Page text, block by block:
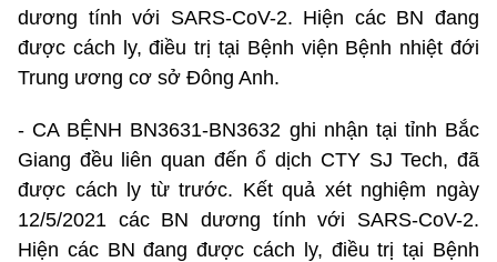
dương tính với SARS-CoV-2. Hiện các BN đang
được cách ly, điều trị tại Bệnh viện Bệnh nhiệt đới
Trung ương cơ sở Đông Anh.
- CA BỆNH BN3631-BN3632 ghi nhận tại tỉnh Bắc
Giang đều liên quan đến ổ dịch CTY SJ Tech, đã
được cách ly từ trước. Kết quả xét nghiệm ngày
12/5/2021 các BN dương tính với SARS-CoV-2.
Hiện các BN đang được cách ly, điều trị tại Bệnh